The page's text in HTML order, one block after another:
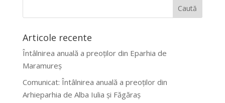
Articole recente
Întâlnirea anuală a preoților din Eparhia de
Maramureș
Comunicat: Întâlnirea anuală a preoților din
Arhieparhia de Alba Iulia și Făgăraș